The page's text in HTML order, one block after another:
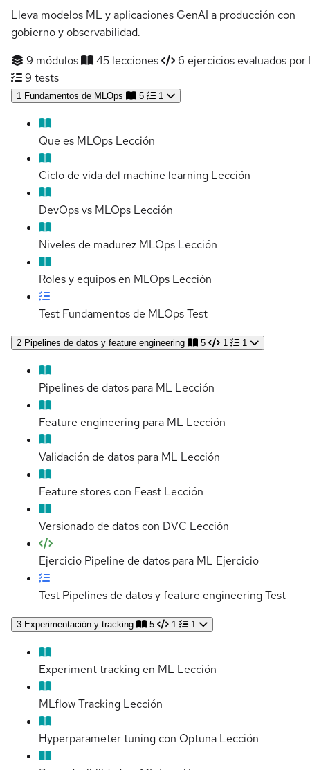
Lleva modelos ML y aplicaciones GenAI a producción con
gobierno y observabilidad.
9 módulos
45 lecciones
6 ejercicios evaluados por
9 tests
1 Fundamentos de MLOps 5 1
Que es MLOps Lección
Ciclo de vida del machine learning Lección
DevOps vs MLOps Lección
Niveles de madurez MLOps Lección
Roles y equipos en MLOps Lección
Test Fundamentos de MLOpsTest
2 Pipelines de datos y feature engineering 5 1 1
Pipelines de datos para ML Lección
Feature engineering para ML Lección
Validación de datos para ML Lección
Feature stores con Feast Lección
Versionado de datos con DVC Lección
Ejercicio Pipeline de datos para ML Ejercicio
Test Pipelines de datos y feature engineeringTest
3 Experimentación y tracking 5 1 1
Experiment tracking en ML Lección
MLflow Tracking Lección
Hyperparameter tuning con Optuna Lección